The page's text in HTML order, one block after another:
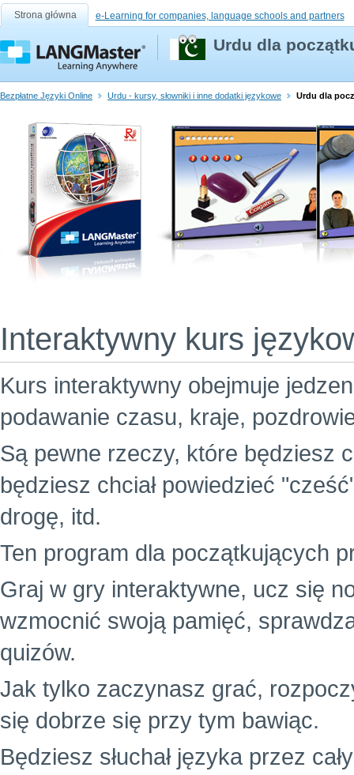
Strona główna e-Learning for companies, language schools and partners
Urdu dla
Bezpłatne Języki Online Urdu - kursy, słowniki i inne dodatki językowe Urdu dla
Interaktywny kurs
Kurs interaktywny obejmuje
podawanie czasu, kraje,
Są pewne rzeczy, które będziesz
będziesz chciał powiedzieć
drogę, itd.
Ten program dla początkujących
Graj w gry interaktywne, ucz się
wzmocnić swoją pamięć,
quizów.
Jak tylko zaczynasz grać,
się dobrze się przy tym bawiąc.
Będziesz słuchał języka przez